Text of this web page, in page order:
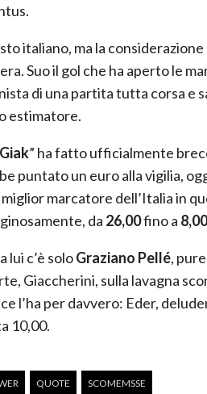
italiano, ma la
Suo il gol che ha aperto le
di una partita tutta corsa e
estimatore.
Giak” ha fatto ufficialmente
puntato un euro alla vigilia,
marcatore dell’Italia in
da 26,00fino a 8,00
lui c’è soloGraziano Pellé,
Giaccherini, sulla lavagna
l’ha per davvero: Eder,
10,00.
QUOTE SCOMEMSSE